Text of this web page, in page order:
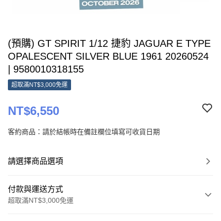
(預購) GT SPIRIT 1/12 捷豹 JAGUAR E TYPE
OPALESCENT SILVER BLUE 1961 20260524
| 9580010318155
超取滿NT$3,000免運
NT$6,550
客約商品：請於結帳時在備註欄位填寫可收貨日期
請選擇商品選項
付款與運送方式
超取滿NT$3,000免運